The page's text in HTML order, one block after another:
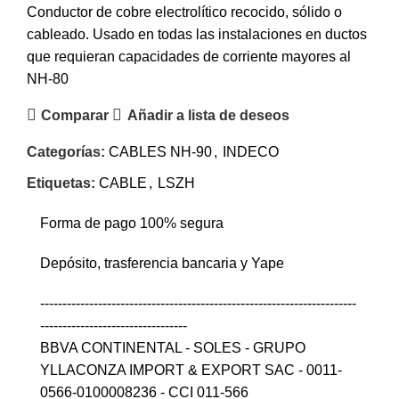
Conductor de cobre electrolítico recocido, sólido o
cableado. Usado en todas las instalaciones en ductos
que requieran capacidades de corriente mayores al
NH-80
Comparar Añadir a lista de deseos
Categorías: CABLES NH-90, INDECO
Etiquetas: CABLE , LSZH
Forma de pago 100% segura
Depósito, trasferencia bancaria y Yape
-----------------------------------------------------------------------
---------------------------------
BBVA CONTINENTAL - SOLES - GRUPO
YLLACONZA IMPORT & EXPORT SAC - 0011-
0566-0100008236 - CCI 011-566